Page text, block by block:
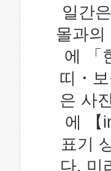
일간
몰과
에 「
띠・
은 사
에 【
표기
다. 미